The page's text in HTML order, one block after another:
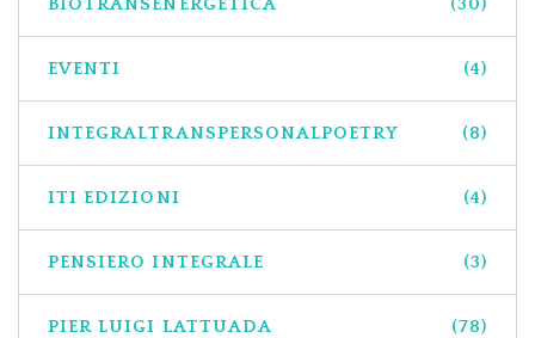
EVENTI (4)
INTEGRALTRANSPERSONALPOETRY (8)
ITI EDIZIONI (4)
PENSIERO INTEGRALE (3)
PIER LUIGI LATTUADA (78)